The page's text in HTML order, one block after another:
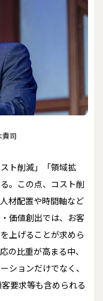
貴司
ト削減」「領域拡
。この点、コスト削
材配置や時間軸など
価値創出では、お客
上げることが求めら
の比重が高まる中、
ションだけでなく、
要求等も含められる